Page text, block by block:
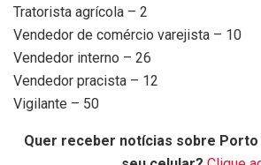
Tratorista agrícola – 2
Vendedor de comércio varejista – 10
Vendedor interno – 26
Vendedor pracista – 12
Vigilante – 50
Quer receber notícias sobre